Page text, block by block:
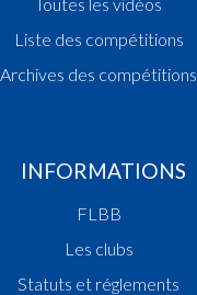
Liste des compétitions
Archives des compétitions
INFORMATIONS
FLBB
Les clubs
Statuts et réglements